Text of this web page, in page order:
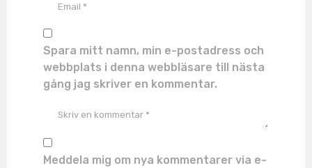
Spara mitt namn, min e-postadress och
webbplats i denna webbläsare till nästa
gång jag skriver en kommentar.
Meddela mig om nya kommentarer via e-